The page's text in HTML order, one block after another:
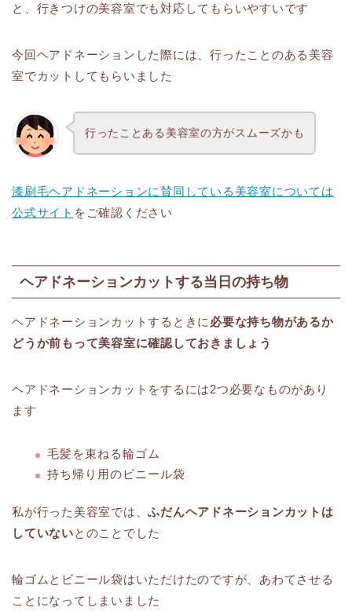
と、行きつけの美容室でも対応してもらいやすいです
今回ヘアドネーションした際には、行ったことのある美容
室でカットしてもらいました
行ったことある美容室の方がスムーズかも
漆刷毛ヘアドネーションに賛同している美容室については
公式サイト をご確認ください
ヘアドネーションカットする当日の持ち物
ヘアドネーションカットするときに 必要な持ち物があるか
どうか前もって美容室に確認しておきましょう
ヘアドネーションカットをするには2つ必要なものがあり
ます
毛髪を束ねる輪ゴム
持ち帰り用のビニール袋
私が行った美容室では、ふだんヘアドネーションカットは
していないとのことでした
輪ゴムとビニール袋はいただけたのですが、あわてさせる
ことになってしまいました